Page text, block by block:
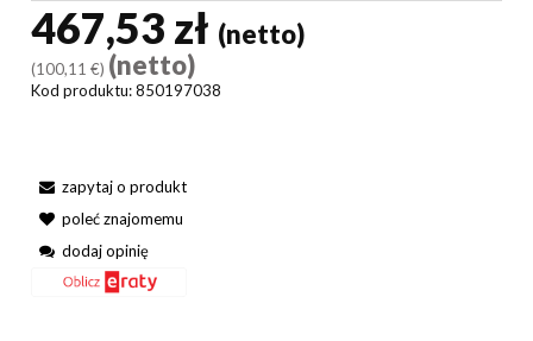
467,53 zł (netto)
(100,11 €) (netto)
Kod produktu:850197038
zapytaj o produkt
poleć znajomemu
dodaj opinię